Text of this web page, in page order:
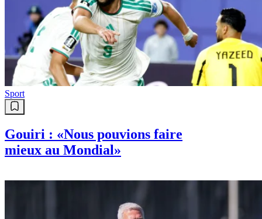
Sport
Gouiri : «Nous pouvions faire
mieux au Mondial»